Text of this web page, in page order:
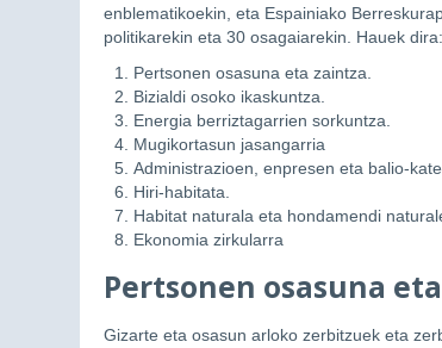
enblematikoekin, eta Espainiako
politikarekin eta 30 osagaiarekin. Hauek dira:
Pertsonen osasuna eta zaintza.
Bizialdi osoko ikaskuntza.
Energia berriztagarrien sorkuntza.
Mugikortasun jasangarria
Administrazioen, enpresen eta balio-
Hiri-habitata.
Habitat naturala eta hondamendi
Ekonomia zirkularra
Pertsonen osasuna
Gizarte eta osasun arloko zerbitzuek eta